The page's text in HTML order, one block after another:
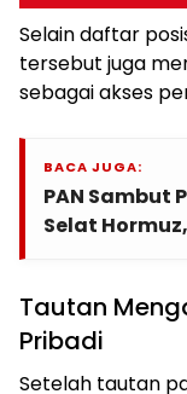
Selain daftar
tersebut juga
sebagai akses
BACA JUGA:
PAN Sambut
Selat
Tautan
Pribadi
Setelah tautan